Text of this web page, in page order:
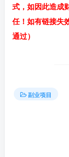
式，如因此造成
任！如有链接失
通过）
副业项目